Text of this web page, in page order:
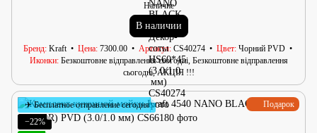
Наличие
В наличии
Бренд Kraft Цена 7300.00 Артикул CS40274 Цвет Чорний PVD
Иконки Безкоштовне відправлення сьогодні, Безкоштовне відправлення
сьогодні, АКЦІЯ !!!
Подарок
✈ Бесплатное отправление сегодня
−22%